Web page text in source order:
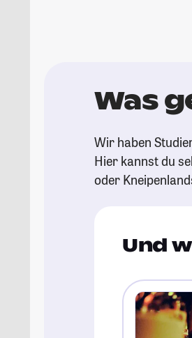
Was
Wir haben
Hier kannst du
oder
Und